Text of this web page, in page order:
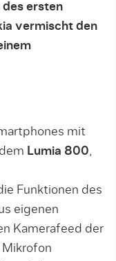
des ersten
vermischt den
mit
Lumia 800,
Funktionen des
eigenen
Kamerafeed der
Mikrofon